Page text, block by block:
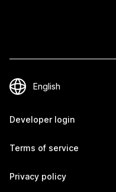
Developer login
Terms of service
Privacy policy